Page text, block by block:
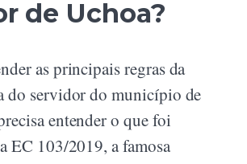
de Uchoa?
as principais regras da
do servidor do município de
entender o que foi
EC 103/2019, a famosa